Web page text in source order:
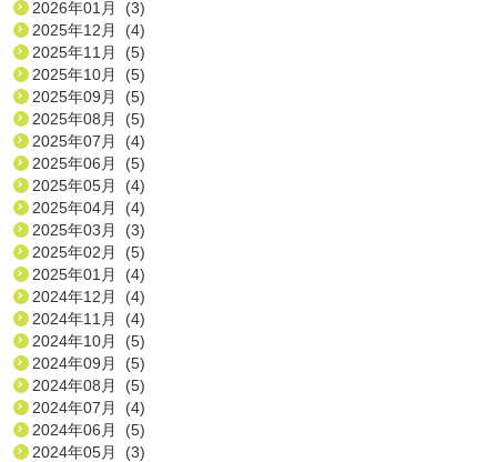
2026年01月 (3)
2025年12月 (4)
2025年11月 (5)
2025年10月 (5)
2025年09月 (5)
2025年08月 (5)
2025年07月 (4)
2025年06月 (5)
2025年05月 (4)
2025年04月 (4)
2025年03月 (3)
2025年02月 (5)
2025年01月 (4)
2024年12月 (4)
2024年11月 (4)
2024年10月 (5)
2024年09月 (5)
2024年08月 (5)
2024年07月 (4)
2024年06月 (5)
2024年05月 (3)